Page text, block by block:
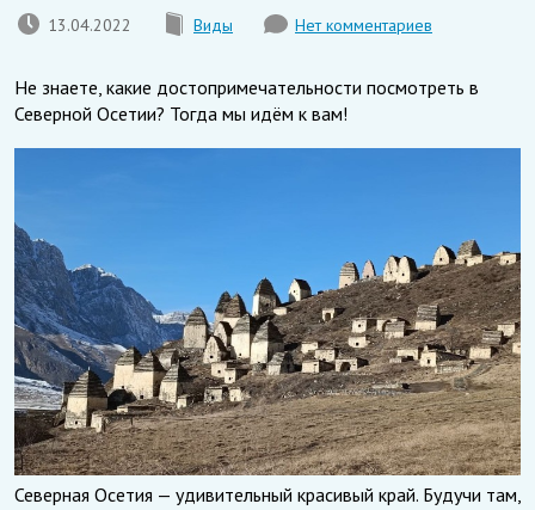
13.04.2022 Виды Нет комментариев
Не знаете, какие достопримечательности посмотреть в
Северной Осетии? Тогда мы идём к вам!
Северная Осетия — удивительный красивый край. Будучи там,